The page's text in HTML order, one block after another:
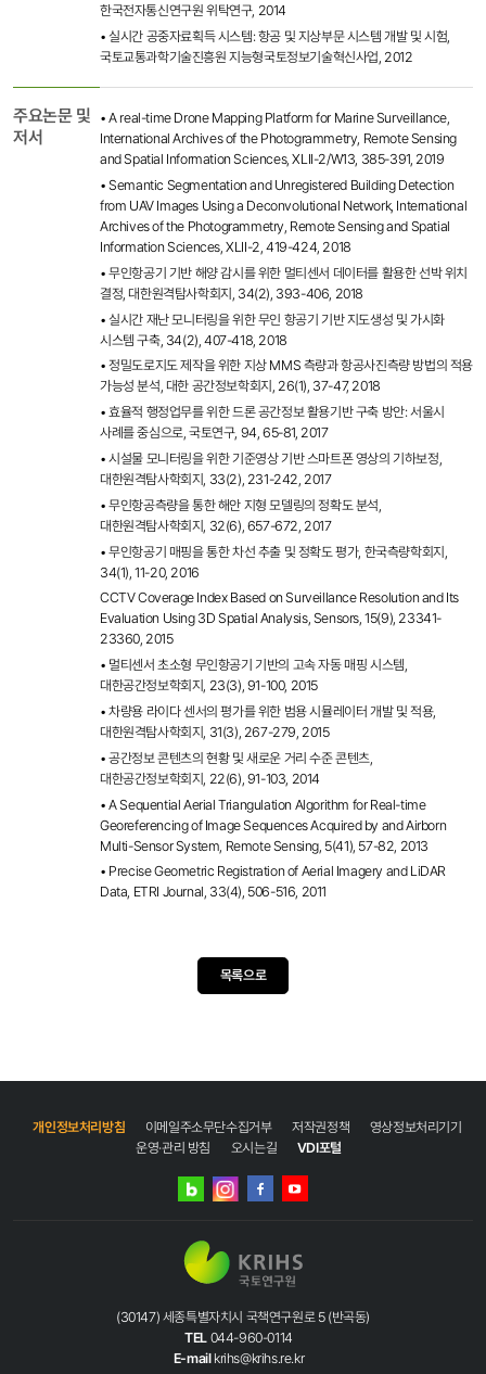
한국전자통신연구원 위탁연구, 2014
• 실시간 공중자료획득 시스템: 항공 및 지상부문 시스템 개발 및 시험,
국토교통과학기술진흥원 지능형국토정보기술혁신사업, 2012
주요논문 및
저서
• A real-time Drone Mapping Platform for Marine Surveillance,
International Archives of the Photogrammetry, Remote Sensing
and Spatial Information Sciences, XLII-2/W13, 385-391, 2019
• Semantic Segmentation and Unregistered Building Detection
from UAV Images Using a Deconvolutional Network, International
Archives of the Photogrammetry, Remote Sensing and Spatial
Information Sciences, XLII-2, 419-424, 2018
• 무인항공기 기반 해양 감시를 위한 멀티센서 데이터를 활용한 선박 위치
결정, 대한원격탐사학회지, 34(2), 393-406, 2018
• 실시간 재난 모니터링을 위한 무인 항공기 기반 지도생성 및 가시화
시스템 구축, 34(2), 407-418, 2018
• 정밀도로지도 제작을 위한 지상 MMS 측량과 항공사진측량 방법의 적용
가능성 분석, 대한 공간정보학회지, 26(1), 37-47, 2018
• 효율적 행정업무를 위한 드론 공간정보 활용기반 구축 방안: 서울시
사례를 중심으로, 국토연구, 94, 65-81, 2017
• 시설물 모니터링을 위한 기준영상 기반 스마트폰 영상의 기하보정,
대한원격탐사학회지, 33(2), 231-242, 2017
• 무인항공측량을 통한 해안 지형 모델링의 정확도 분석,
대한원격탐사학회지, 32(6), 657-672, 2017
• 무인항공기 매핑을 통한 차선 추출 및 정확도 평가, 한국측량학회지,
34(1), 11-20, 2016
CCTV Coverage Index Based on Surveillance Resolution and Its
Evaluation Using 3D Spatial Analysis, Sensors, 15(9), 23341-
23360, 2015
• 멀티센서 초소형 무인항공기 기반의 고속 자동 매핑 시스템,
대한공간정보학회지, 23(3), 91-100, 2015
• 차량용 라이다 센서의 평가를 위한 범용 시뮬레이터 개발 및 적용,
대한원격탐사학회지, 31(3), 267-279, 2015
• 공간정보 콘텐츠의 현황 및 새로운 거리 수준 콘텐츠,
대한공간정보학회지, 22(6), 91-103, 2014
• A Sequential Aerial Triangulation Algorithm for Real-time
Georeferencing of Image Sequences Acquired by and Airborn
Multi-Sensor System, Remote Sensing, 5(41), 57-82, 2013
• Precise Geometric Registration of Aerial Imagery and LiDAR
Data, ETRI Journal, 33(4), 506-516, 2011
목록으로
개인정보처리방침 이메일주소무단수집거부 저작권정책
영상정보처리기기
운영·관리 방침
오시는길 VDI포털
네이버
인스타그램
(30147) 세종특별자치시 국책연구원로 5 (반곡동)
TEL 044-960-0114
E-mail krihs@krihs.re.kr